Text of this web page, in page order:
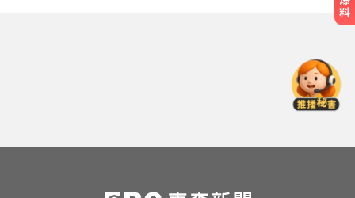
大研究：罹癌風險下降4成
涉工程回扣驚爆貪瀆！高雄議員范